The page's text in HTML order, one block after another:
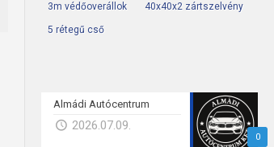
3m védőoverállok 40x40x2 zártszelvény
5 rétegű cső
0
Almádi Autócentrum
2026.07.09.